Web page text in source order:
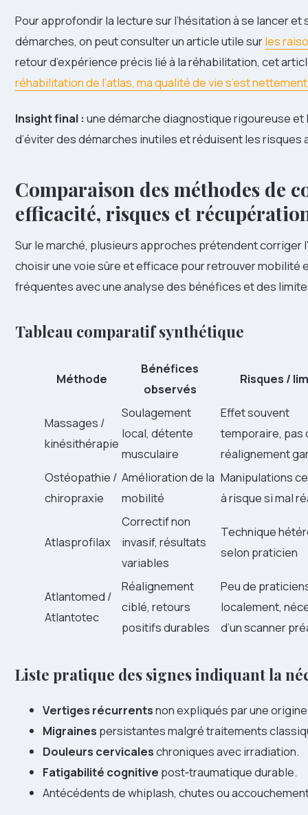
Pour approfondir la lecture sur l’hésitation à se lancer
démarches, on peut consulter un article utile surles
retour d’expérience précis lié à la réhabilitation, cet
réhabilitation de l’atlas, ma qualité de vie s’est
Insight final : une démarche diagnostique rigoureuse
d’éviter des démarches inutiles et réduisent les
Comparaison des méthodes de
efficacité, risques et
Sur le marché, plusieurs approches prétendent corriger l’
choisir une voie sûre et efficace pour retrouver mobilité
fréquentes avec une analyse des bénéfices et des
Tableau comparatif synthétique
Méthode
Bénéfices
observés
Risques /
Massages /
kinésithérapie
Soulagement
local, détente
musculaire
Effet souvent
temporaire, pas
réalignement
Ostéopathie /
chiropraxie
Amélioration de la
mobilité
Manipulations
à risque si mal
Atlasprofilax
Correctif non
invasif, résultats
variables
Technique
selon praticien
Atlantomed /
Atlantotec
Réalignement
ciblé, retours
positifs durables
Peu de
localement,
d’un scanner
Liste pratique des signes indiquant la
Vertiges récurrentsnon expliqués par une origine
Migraines persistantes malgré traitements
Douleurs cervicaleschroniques avec irradiation.
Fatigabilité cognitive post‑traumatique durable.
Antécédents de whiplash, chutes ou